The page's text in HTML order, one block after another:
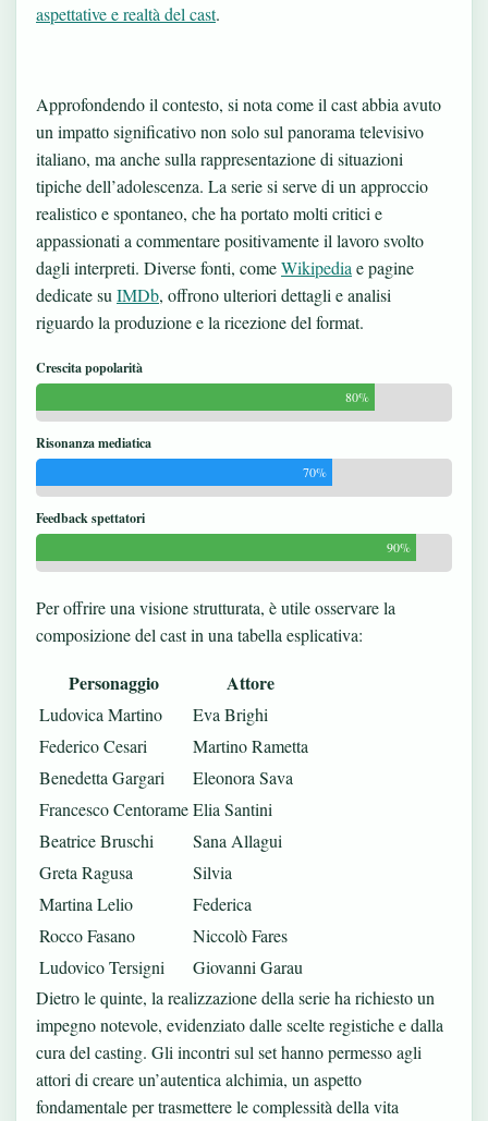
aspettative e realtà del cast.
Approfondendo il contesto, si nota come il cast abbia avuto
un impatto significativo non solo sul panorama televisivo
italiano, ma anche sulla rappresentazione di situazioni
tipiche dell’adolescenza. La serie si serve di un approccio
realistico e spontaneo, che ha portato molti critici e
appassionati a commentare positivamente il lavoro svolto
dagli interpreti. Diverse fonti, comeWikipedia e pagine
dedicate su IMDb, offrono ulteriori dettagli e analisi
riguardo la produzione e la ricezione del format.
Crescita popolarità
80%
Risonanza mediatica
70%
Feedback spettatori
90%
Per offrire una visione strutturata, è utile osservare la
composizione del cast in una tabella esplicativa:
Personaggio Attore
Ludovica Martino
Eva Brighi
Federico Cesari
Martino Rametta
Benedetta Gargari
Eleonora Sava
Francesco CentorameElia Santini
Beatrice Bruschi
Sana Allagui
Greta Ragusa
Silvia
Martina Lelio
Federica
Rocco Fasano
Niccolò Fares
Ludovico Tersigni
Giovanni Garau
Dietro le quinte, la realizzazione della serie ha richiesto un
impegno notevole, evidenziato dalle scelte registiche e dalla
cura del casting. Gli incontri sul set hanno permesso agli
attori di creare un’autentica alchimia, un aspetto
fondamentale per trasmettere le complessità della vita